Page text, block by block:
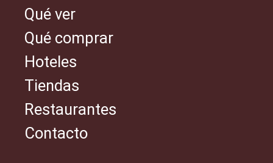
Qué ver
Qué comprar
Hoteles
Tiendas
Restaurantes
Contacto